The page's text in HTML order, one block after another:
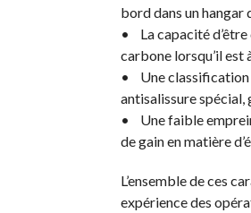
bord dans un hangar
• La capacité d’être
carbone lorsqu’il est
• Une classification
antisalissure spécial,
• Une faible
de gain en matière
L’ensemble de ces
expérience des